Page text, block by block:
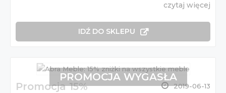
czytaj więcej
IDŹ DO SKLEPU
Promocja 15% 2019-06-13
PROMOCJA WYGASŁA